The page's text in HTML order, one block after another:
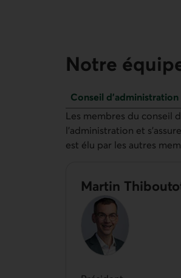
Notre
Conseil d’administration
Conseil
Les membres du conseil
l'administration et
est élu par les autres
Martin